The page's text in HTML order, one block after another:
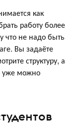
как
работу более
что не надо быть
Вы задаёте
структуру, а
уже можно